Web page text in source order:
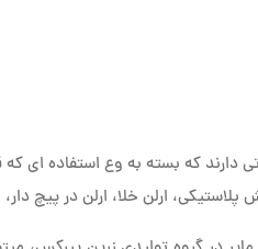
دارند که بسته به وع استفاده ای
پلاستیکی، ارلن خلا، ارلن در پیچ